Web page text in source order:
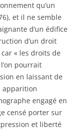
qu’un
et il ne semble
d’un édifice
d’un droit
« les droits de
pourrait
en laissant de
apparition
engagé en
censé porter sur
et liberté